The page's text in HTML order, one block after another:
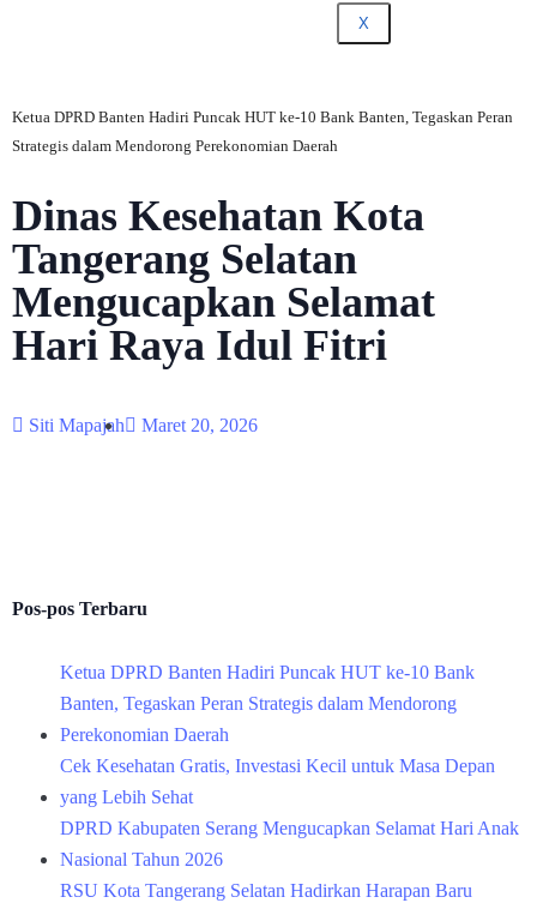
X
Ketua DPRD Banten Hadiri Puncak HUT ke-10 Bank Banten, Tegaskan Peran
Strategis dalam Mendorong Perekonomian Daerah
Dinas Kesehatan Kota
Tangerang Selatan
Mengucapkan Selamat
Hari Raya Idul Fitri
Siti Mapajah Maret 20, 2026
Pos-pos Terbaru
Ketua DPRD Banten Hadiri Puncak HUT ke-10 Bank
Banten, Tegaskan Peran Strategis dalam Mendorong
Perekonomian Daerah
Cek Kesehatan Gratis, Investasi Kecil untuk Masa Depan
yang Lebih Sehat
DPRD Kabupaten Serang Mengucapkan Selamat Hari Anak
Nasional Tahun 2026
RSU Kota Tangerang Selatan Hadirkan Harapan Baru